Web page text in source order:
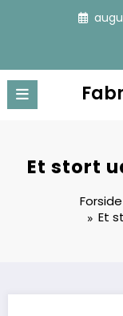
Et stort
Forside
Et